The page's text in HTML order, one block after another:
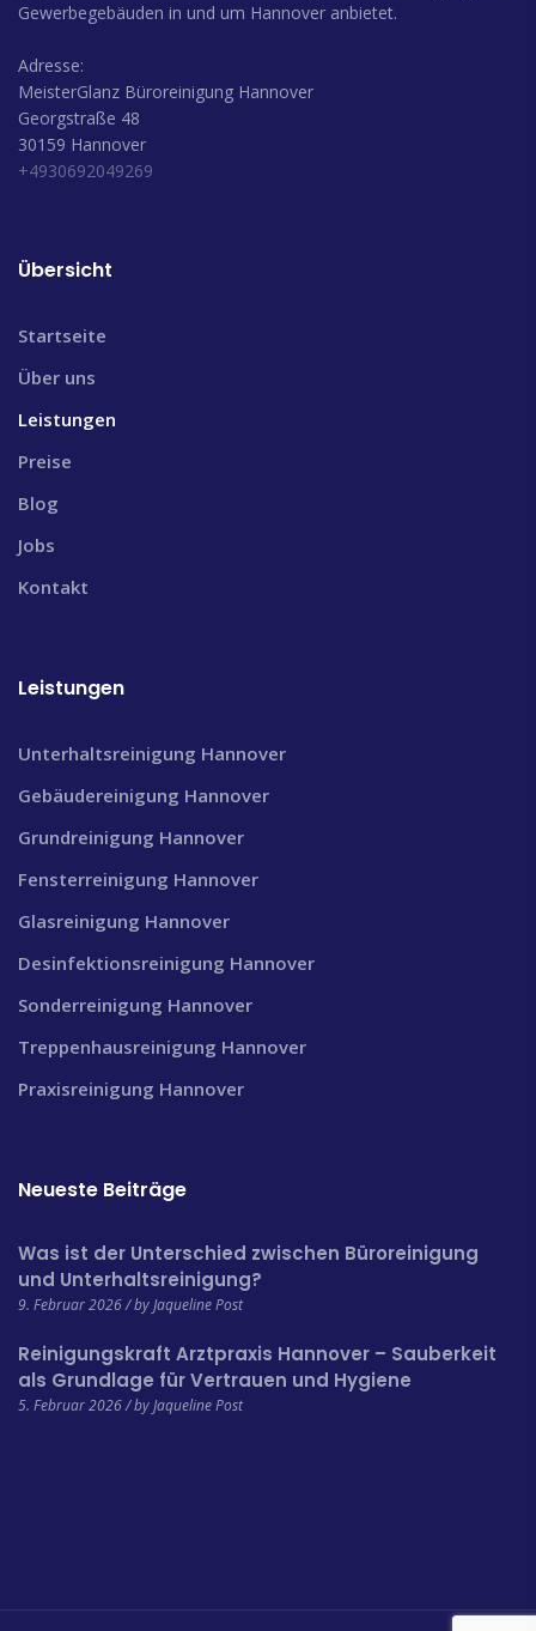
Gewerbegebäuden in und um Hannover anbietet.
Adresse:
MeisterGlanz Büroreinigung Hannover
Georgstraße 48
30159 Hannover
+4930692049269
Übersicht
Startseite
Über uns
Leistungen
Preise
Blog
Jobs
Kontakt
Leistungen
Unterhaltsreinigung Hannover
Gebäudereinigung Hannover
Grundreinigung Hannover
Fensterreinigung Hannover
Glasreinigung Hannover
Desinfektionsreinigung Hannover
Sonderreinigung Hannover
Treppenhausreinigung Hannover
Praxisreinigung Hannover
Neueste Beiträge
Was ist der Unterschied zwischen Büroreinigung
und Unterhaltsreinigung?
9. Februar 2026 / by Jaqueline Post
Reinigungskraft Arztpraxis Hannover – Sauberkeit
als Grundlage für Vertrauen und Hygiene
5. Februar 2026 / by Jaqueline Post